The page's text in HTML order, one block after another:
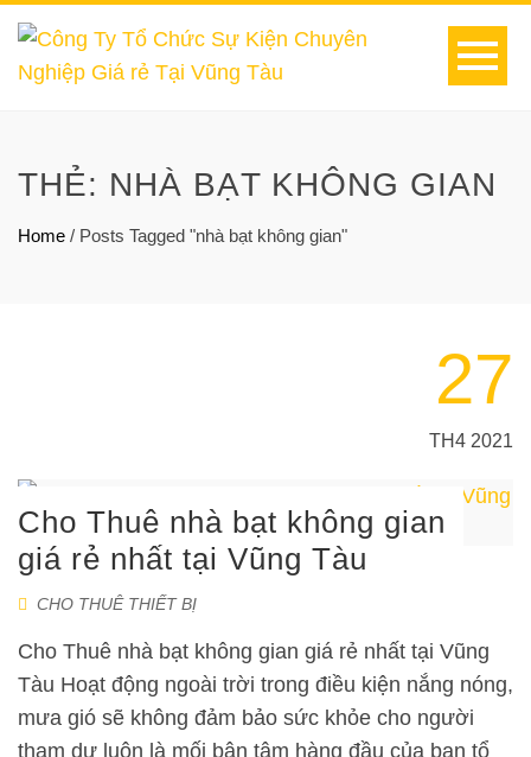
THẺ: NHÀ BẠT KHÔNG GIAN
Home / Posts Tagged "nhà bạt không gian"
27
TH4 2021
Cho Thuê nhà bạt không gian
giá rẻ nhất tại Vũng Tàu
CHO THUÊ THIẾT BỊ
Cho Thuê nhà bạt không gian giá rẻ nhất tại Vũng
Tàu Hoạt động ngoài trời trong điều kiện nắng nóng,
mưa gió sẽ không đảm bảo sức khỏe cho người
tham dự luôn là mối bận tâm hàng đầu của ban tổ